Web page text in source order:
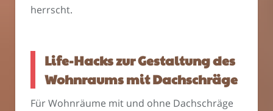
herrscht.
Life-Hacks zur Gestaltung des
Wohnraums mit Dachschräge
Für Wohnräume mit und ohne Dachschräge